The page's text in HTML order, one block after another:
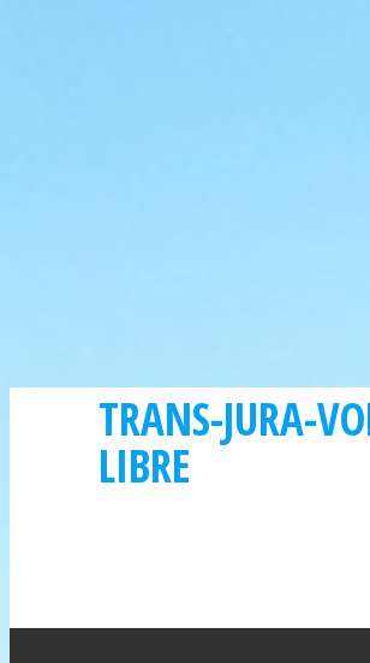
TRANS-JURA-
LIBRE